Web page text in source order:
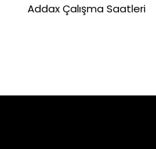
Addax Çalışma Saatleri